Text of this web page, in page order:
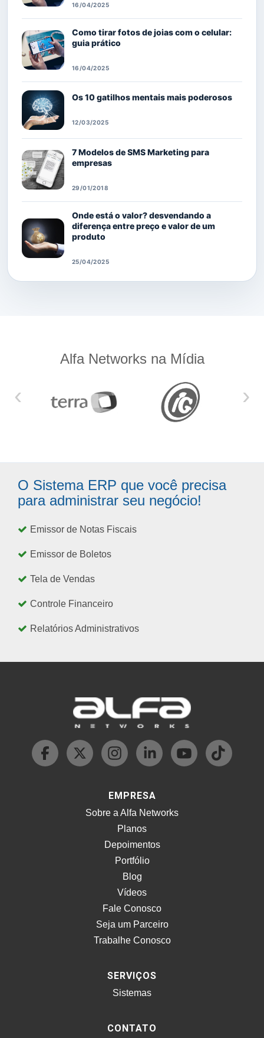
16/04/2025
Como tirar fotos de joias com o celular:
guia prático
16/04/2025
Os 10 gatilhos mentais mais poderosos
12/03/2025
7 Modelos de SMS Marketing para
empresas
29/01/2018
Onde está o valor? desvendando a
diferença entre preço e valor de um
produto
25/04/2025
Alfa Networks na Mídia
‹ ›
O Sistema ERP que você precisa
para administrar seu negócio!
Emissor de Notas Fiscais
Emissor de Boletos
Tela de Vendas
Controle Financeiro
Relatórios Administrativos
EMPRESA
Sobre a Alfa Networks
Planos
Depoimentos
Portfólio
Blog
Vídeos
Fale Conosco
Seja um Parceiro
Trabalhe Conosco
SERVIÇOS
Sistemas
CONTATO